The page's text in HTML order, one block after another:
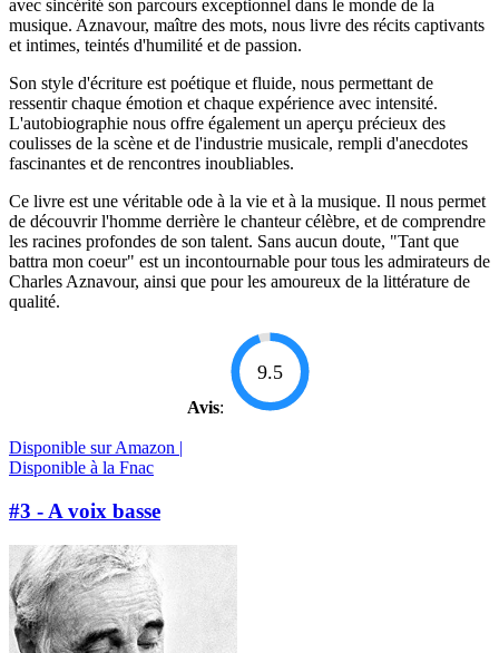
avec sincérité son parcours exceptionnel dans le monde de la
musique. Aznavour, maître des mots, nous livre des récits captivants
et intimes, teintés d'humilité et de passion.
Son style d'écriture est poétique et fluide, nous permettant de
ressentir chaque émotion et chaque expérience avec intensité.
L'autobiographie nous offre également un aperçu précieux des
coulisses de la scène et de l'industrie musicale, rempli d'anecdotes
fascinantes et de rencontres inoubliables.
Ce livre est une véritable ode à la vie et à la musique. Il nous permet
de découvrir l'homme derrière le chanteur célèbre, et de comprendre
les racines profondes de son talent. Sans aucun doute, "Tant que
battra mon coeur" est un incontournable pour tous les admirateurs de
Charles Aznavour, ainsi que pour les amoureux de la littérature de
qualité.
Avis:
9.5
Disponible sur Amazon |
Disponible à la Fnac
#3 - A voix basse